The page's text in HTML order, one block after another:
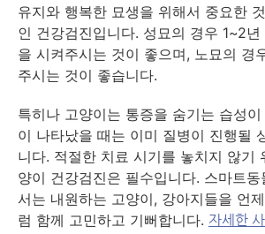
유지와 행복한 묘생을 위해서 중요한
인 건강검진입니다. 성묘의 경우 1~2
을 시켜주시는 것이 좋으며, 노묘의 경
주시는 것이 좋습니다.
특히나 고양이는 통증을 숨기는 습성
이 나타났을 때는 이미 질병이 진행될
니다. 적절한 치료 시기를 놓치지 않기
양이 건강검진은 필수입니다. 스마트
서는 내원하는 고양이, 강아지들을 언
럼 함께 고민하고 기뻐합니다. 자세한